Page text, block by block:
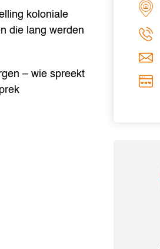
koloniale
die lang werden
– wie spreekt